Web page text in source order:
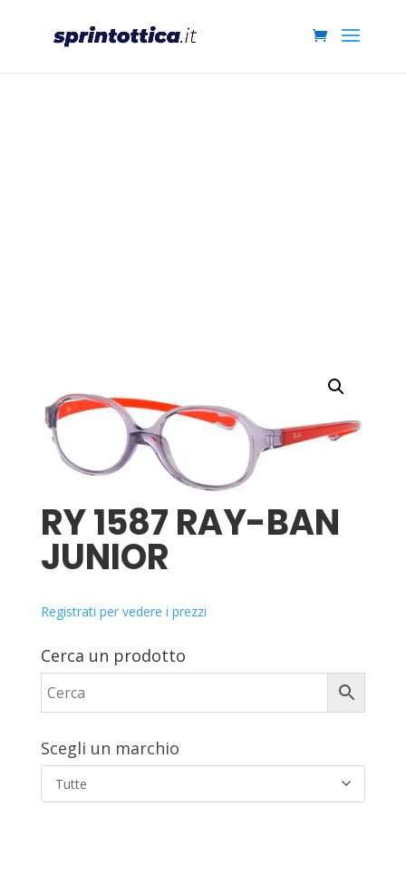
RY 1587 RAY-BAN
JUNIOR
Registrati per vedere i prezzi
Cerca un prodotto
Scegli un marchio
Tutte